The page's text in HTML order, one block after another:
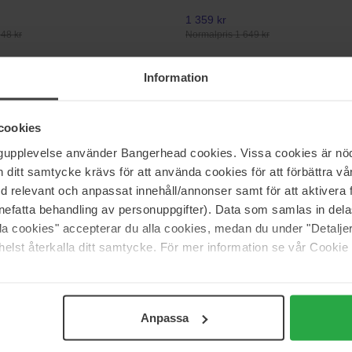
Information
använder Bangerhead cookies. Vissa cookies är
ditt samtycke krävs för att använda cookies för att förbättra
relevant och anpassat innehåll/annonser samt för att aktivera
behandling av personuppgifter). Data som samlas in
cookies" accepterar du alla cookies, medan du under
återkalla ditt samtycke. För mer information se vår
Anpassa
kr
1 359 kr
Normalpris 1 649 kr
Shampoo
kr
System Professional
Normalpris 529 kr
bumble SIM Sensitive
Airy Texture Spray
300 ml